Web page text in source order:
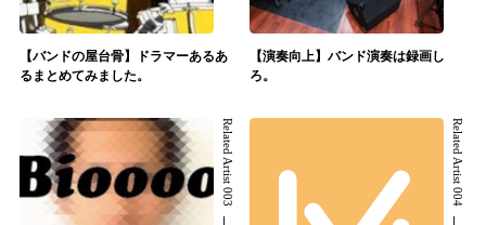
【バンドの屋台骨】ドラマーあるあ
るまとめてみました。
【演奏向上】バンド演奏は録画し
ろ。
Related Artist 003 Related Artist 004